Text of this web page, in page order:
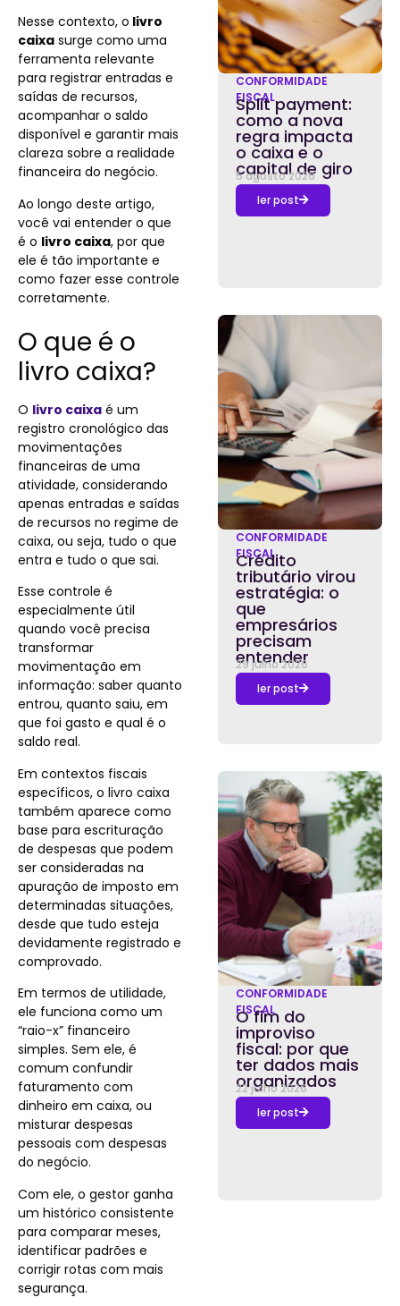
Nesse contexto, o livro
caixa surge como uma
ferramenta relevante
para registrar entradas e
saídas de recursos,
acompanhar o saldo
disponível e garantir mais
clareza sobre a realidade
financeira do negócio.
Ao longo deste artigo,
você vai entender o que
é o livro caixa, por que
ele é tão importante e
como fazer esse controle
corretamente.
O que é o
livro caixa?
O livro caixa é um
registro cronológico das
movimentações
financeiras de uma
atividade, considerando
apenas entradas e saídas
de recursos no regime de
caixa, ou seja, tudo o que
entra e tudo o que sai.
Esse controle é
especialmente útil
quando você precisa
transformar
movimentação em
informação: saber quanto
entrou, quanto saiu, em
que foi gasto e qual é o
saldo real.
Em contextos fiscais
específicos, o livro caixa
também aparece como
base para escrituração
de despesas que podem
ser consideradas na
apuração de imposto em
determinadas situações,
desde que tudo esteja
devidamente registrado e
comprovado.
Em termos de utilidade,
ele funciona como um
“raio-x” financeiro
simples. Sem ele, é
comum confundir
faturamento com
dinheiro em caixa, ou
misturar despesas
pessoais com despesas
do negócio.
Com ele, o gestor ganha
um histórico consistente
para comparar meses,
identificar padrões e
corrigir rotas com mais
segurança.
CONFORMIDADE
FISCAL
Split payment:
como a nova
regra impacta
o caixa e o
capital de giro
5 agosto 2026
ler post
CONFORMIDADE
FISCAL
Crédito
tributário virou
estratégia: o
que
empresários
precisam
entender
29 julho 2026
ler post
CONFORMIDADE
FISCAL
O fim do
improviso
fiscal: por que
ter dados mais
organizados
22 julho 2026
ler post